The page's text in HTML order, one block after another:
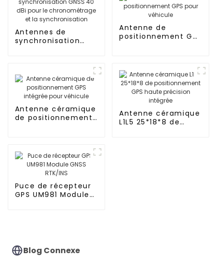
Antennes de
synchronisation
Antenne de
positionnement GPS
Antenne céramique
de positionnement
Antenne céramique
L1L5 25*18*8 de
Puce de récepteur
GPS UM981 Module
Blog Connexe